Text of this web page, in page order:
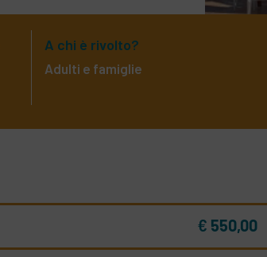
A chi è rivolto?
Adulti e famiglie
€ 550,00